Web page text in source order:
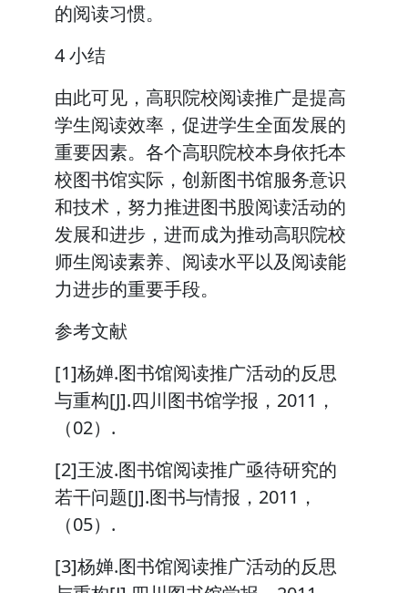
的阅读习惯。
4 小结
由此可见，高职院校阅读推广是提高
学生阅读效率，促进学生全面发展的
重要因素。各个高职院校本身依托本
校图书馆实际，创新图书馆服务意识
和技术，努力推进图书股阅读活动的
发展和进步，进而成为推动高职院校
师生阅读素养、阅读水平以及阅读能
力进步的重要手段。
参考文献
[1]杨婵.图书馆阅读推广活动的反思
与重构[J].四川图书馆学报，2011，
（02）.
[2]王波.图书馆阅读推广亟待研究的
若干问题[J].图书与情报，2011，
（05）.
[3]杨婵.图书馆阅读推广活动的反思